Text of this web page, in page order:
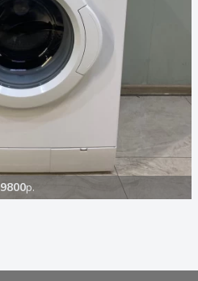
9800р.